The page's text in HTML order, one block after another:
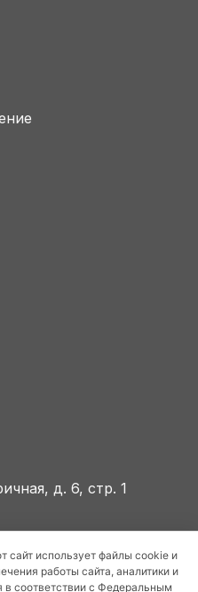
сайт использует файлы cookie и
работы сайта, аналитики и
соответствии с Федеральным
д. 6, стр. 1